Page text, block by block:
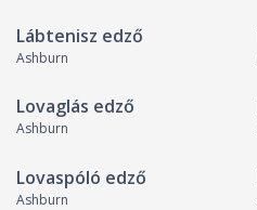
Lábtenisz edző
Ashburn
Lovaglás edző
Ashburn
Lovaspóló edző
Ashburn